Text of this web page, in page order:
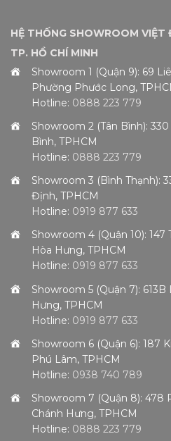
HỆ THỐNG SHOWROOM VIỆT
TP. HỒ CHÍ MINH
Showroom 1 (Quận 9): 69
Phường Phước Long,
Hotline: 0888 223 779
Showroom 2 (Tân Bình):
Bình, TPHCM
Hotline: 0888 223 779
Showroom 3 (Bình Thạnh):
Định, TPHCM
Hotline: 0919 877 633
Showroom 4 (Quận 10): 147
Hòa Hưng, TPHCM
Hotline: 0919 877 633
Showroom 5 (Quận 7):
Hưng, TPHCM
Hotline: 0919 877 633
Showroom 6 (Quận 6): 187
Phú Lâm, TPHCM
Hotline: 0938 740 789
Showroom 7 (Quận 8): 478
Chánh Hưng, TPHCM
Hotline: 0888 223 779